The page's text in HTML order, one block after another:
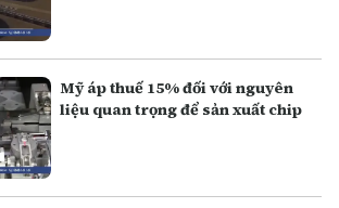
Mỹ áp thuế 15% đối với nguyên
liệu quan trọng để sản xuất chip